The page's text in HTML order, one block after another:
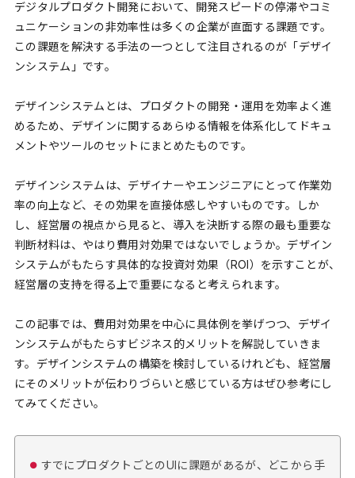
デジタルプロダクト開発において、開発スピードの停滞やコミ
ュニケーションの非効率性は多くの企業が直面する課題です。
この課題を解決する手法の一つとして注目されるのが「デザイ
ンシステム」です。
デザインシステムとは、プロダクトの開発・運用を効率よく進
めるため、デザインに関するあらゆる情報を体系化してドキュ
メントやツールのセットにまとめたものです。
デザインシステムは、デザイナーやエンジニアにとって作業効
率の向上など、その効果を直接体感しやすいものです。しか
し、経営層の視点から見ると、導入を決断する際の最も重要な
判断材料は、やはり費用対効果ではないでしょうか。デザイン
システムがもたらす具体的な投資対効果（ROI）を示すことが、
経営層の支持を得る上で重要になると考えられます。
この記事では、費用対効果を中心に具体例を挙げつつ、デザイ
ンシステムがもたらすビジネス的メリットを解説していきま
す。デザインシステムの構築を検討しているけれども、経営層
にそのメリットが伝わりづらいと感じている方はぜひ参考にし
てみてください。
すでにプロダクトごとのUIに課題があるが、どこから手